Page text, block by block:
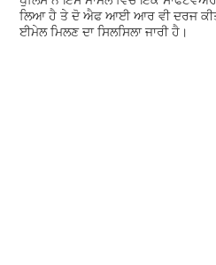
ਲਿਆ ਹੈ ਤੇ ਦੋ ਐਫ ਆਈ ਆਰ ਵੀ ਦਰਜ
ਈਮੇਲ ਮਿਲਣ ਦਾ ਸਿਲਸਿਲਾ ਜਾਰੀ ਹੈ।